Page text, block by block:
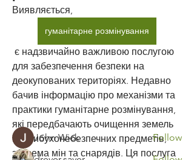
Виявляється,
гуманітарне розмінування
для забезпечення безпеки на
деокупованих територіях. Недавно
бачив інформацію про механізми та
практики гуманітарне розмінування,
які передбачають очищення земель
від вибухонебезпечних предметів,
зокрема мін та снарядів. Ця послуга
Welcome to the group! You can
connect with other members, ge
Read more
Members
John Wick
Follow